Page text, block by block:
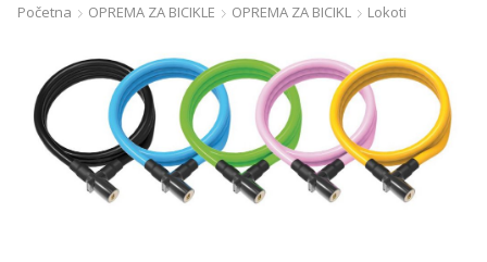
Početna OPREMA ZA BICIKLE OPREMA ZA BICIKL Lokoti